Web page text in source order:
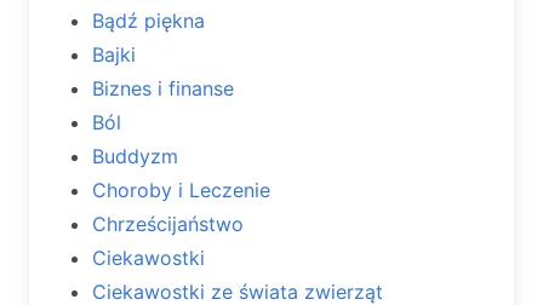
Bądź piękna
Bajki
Biznes i finanse
Ból
Buddyzm
Choroby i Leczenie
Chrześcijaństwo
Ciekawostki
Ciekawostki ze świata zwierząt